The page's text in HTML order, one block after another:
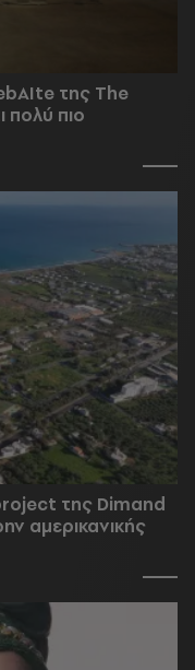
της The
πιο
της Dimand
αμερικανικής